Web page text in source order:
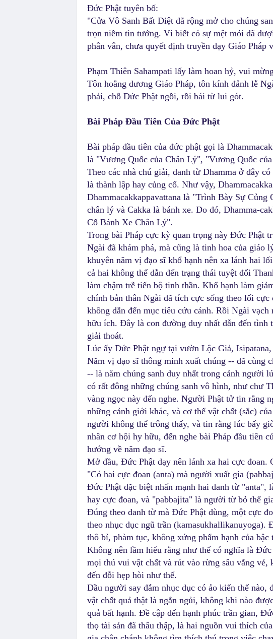
Đức Phật tuyên bố:
"Cửa Vô Sanh Bất Diệt đã rộng mở cho chúng
trọn niềm tin tưởng. Vì biết có sự mệt mỏi dã
phân vân, chưa quyết định truyền dạy Giáo Pháp
Phạm Thiên Sahampati lấy làm hoan hỷ, vui
Tôn hoằng dương Giáo Pháp, tôn kính đảnh lễ
phải, chỗ Đức Phật ngồi, rồi bái từ lui gót.
Bài Pháp Đầu Tiên Của Đức Phật
Bài pháp đầu tiên của đức phật gọi là
là "Vương Quốc của Chân Lý", "Vương Quốc
Theo các nhà chú giải, danh từ Dhamma ở đây
là thành lập hay củng cố. Như vậy,
Dhammacakkappavattana là "Trình Bày Sự
chân lý và Cakka là bánh xe. Do đó, Dhamma-
Cố Bánh Xe Chân Lý".
Trong bài Pháp cực kỳ quan trọng này Đức Phật
Ngài đã khám phá, mà cũng là tinh hoa của giáo
khuyên năm vị đạo sĩ khổ hạnh nên xa lánh hai
cả hai không thể dẫn đến trạng thái tuyệt đối
làm chậm trễ tiến bộ tinh thần. Khổ hạnh làm
chính bản thân Ngài đã tích cực sống theo lối
không dẫn đến mục tiêu cứu cánh. Rồi Ngài
hữu ích. Đây là con đường duy nhất dẫn đến tình
giải thoát.
Lúc ấy Đức Phật ngự tại vườn Lộc Giả, Isipatana,
Năm vị đạo sĩ thông minh xuất chúng -- đã cùng
-- là năm chúng sanh duy nhất trong cảnh người
có rất đông những chúng sanh vô hình, như chư
vàng ngọc này đến nghe. Người Phật tử tin rằng
những cảnh giới khác, và cơ thể vật chất (sắc)
người không thể trông thấy, và tin rằng lúc bấy
nhân cơ hội hy hữu, đến nghe bài Pháp đầu tiên
hướng về năm đạo sĩ.
Mở đầu, Đức Phật dạy nên lánh xa hai cực đoan.
"Có hai cực đoan (anta) mà người xuất gia
Đức Phật đặc biệt nhấn mạnh hai danh từ "anta",
hay cực đoan, và "pabbajita" là người từ bỏ thế
Đúng theo danh từ mà Đức Phật dùng, một cực
theo nhục dục ngũ trần (kamasukhallikanuyoga).
thô bỉ, phàm tục, không xứng phẩm hạnh của bậc
Không nên lầm hiểu rằng như thế có nghĩa là
mọi thú vui vật chất và rút vào rừng sâu vắng
đến đỗi hẹp hòi như thế.
Dầu người say đắm nhục dục có ảo kiến thế
vật chất quả thật là ngắn ngủi, không khi nào
quả bất hạnh. Đề cập đến hạnh phúc trần gian,
thọ tài sản đã thâu thập, là hai nguồn vui thích